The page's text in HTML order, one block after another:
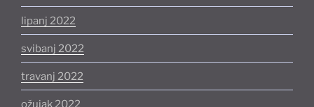
lipanj 2022
svibanj 2022
travanj 2022
ožujak 2022